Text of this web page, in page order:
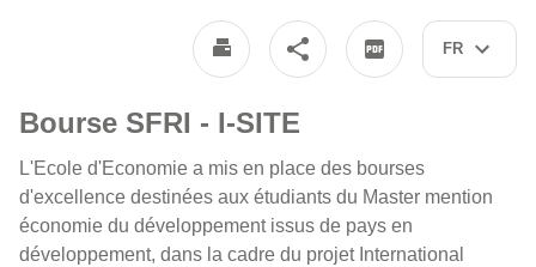
FR
Bourse SFRI - I-SITE
L'Ecole d'Economie a mis en place des bourses
d'excellence destinées aux étudiants du Master mention
économie du développement issus de pays en
développement, dans la cadre du projet International